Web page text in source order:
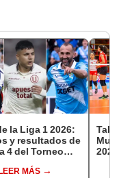
la Liga 1 2026:
y resultados de
4 del Torneo
LEER MÁS